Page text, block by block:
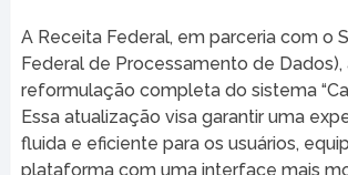
A Receita Federal, em parceria com o
Federal de Processamento de Dados),
reformulação completa do sistema
Essa atualização visa garantir uma
fluida e eficiente para os usuários,
plataforma com uma interface mais